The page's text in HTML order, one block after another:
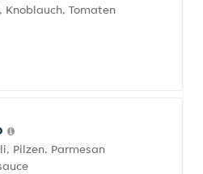
Tomaten
Pilzen, Parmesan